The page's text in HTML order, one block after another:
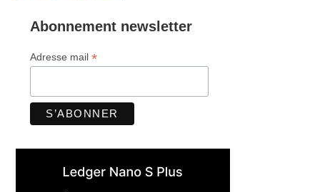
Abonnement newsletter
Adresse mail*